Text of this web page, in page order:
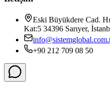
Eski Büyükdere Cad.
Kat:5 34396 Sarıyer,
+90 212 709 08 50